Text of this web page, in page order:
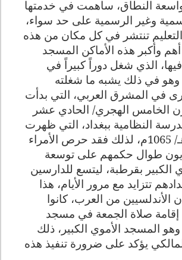
النطاق، ساهمت في خدمتها
وغير الرسمية على حد سواء،
تنتشر في كل مكان من هذه
أهم وأكبر هذه الأماكن المسجد
فيها، الذي شغل دوراً كبيراً في
وهو في ذلك يشبه ما شغلته
في المشرق العربي، التي بدأت
الخامس الهجري/ الحادي عشر
النظامية ببغداد، التي ظهرت
في سنة 457هـ/ 1065م، لذلك فقد حرص الأمراء
طوال حكمهم على توسعة
الكبير بقرطبة، ليتسع للدارسين
تتزايد مع مرور الأيام، هذا
الأندلسيين من العرب، كانوا
صلاة الجمعة في مسجد
المسجد الأموي الكبير، ذلك
يؤكد على ضرورة تنفيذ هذه